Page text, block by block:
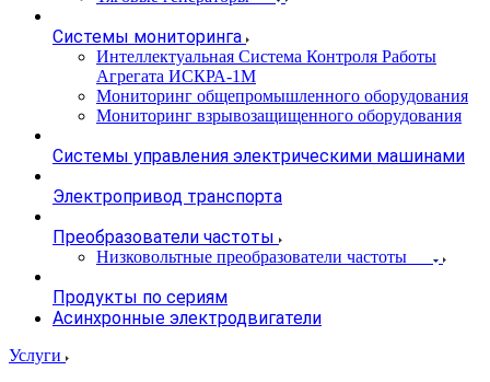
Системы мониторинга
Интеллектуальная Система Контроля Работы
Агрегата ИСКРА-1М
Мониторинг общепромышленного оборудования
Мониторинг взрывозащищенного оборудования
Системы управления электрическими машинами
Электропривод транспорта
Преобразователи частоты
Низковольтные преобразователи частоты
Продукты по сериям
Асинхронные электродвигатели
Услуги